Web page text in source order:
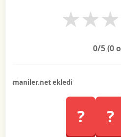
★
★
★
0/5 (0
maniler.net ekledi
? ?